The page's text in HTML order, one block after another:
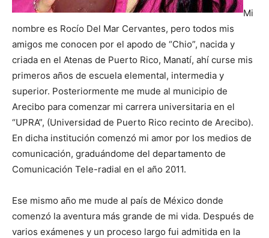
Mi
nombre es Rocío Del Mar Cervantes, pero todos mis
amigos me conocen por el apodo de “Chio”, nacida y
criada en el Atenas de Puerto Rico, Manatí, ahí curse mis
primeros años de escuela elemental, intermedia y
superior. Posteriormente me mude al municipio de
Arecibo para comenzar mi carrera universitaria en el
“UPRA”, (Universidad de Puerto Rico recinto de Arecibo).
En dicha institución comenzó mi amor por los medios de
comunicación, graduándome del departamento de
Comunicación Tele-radial en el año 2011.
Ese mismo año me mude al país de México donde
comenzó la aventura más grande de mi vida. Después de
varios exámenes y un proceso largo fui admitida en la